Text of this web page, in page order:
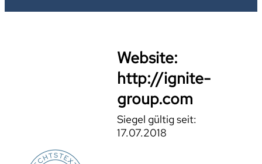
Website:
http://ignite-
group.com
Siegel gültig seit:
17.07.2018